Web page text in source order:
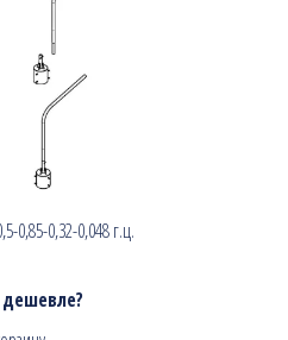
0,85-0,32-0,048 г.ц.